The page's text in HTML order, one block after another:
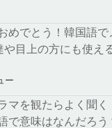
めでとう！韓国語で
目上の方にも使え
ー
マを観たらよく聞く
で意味はなんだろう